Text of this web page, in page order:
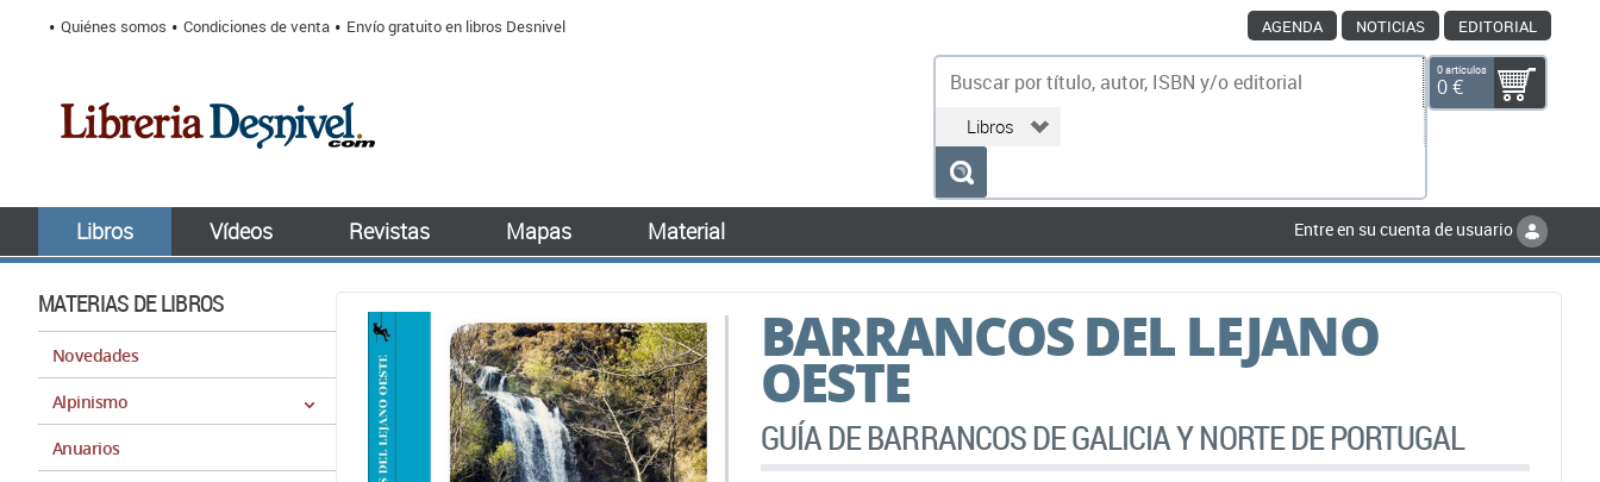
Quiénes somos Condiciones de venta Envío gratuito en libros Desnivel AGENDA NOTICIAS EDITORIAL
0 artículos
0 €
Libros Vídeos Revistas Mapas Material Entre en su cuenta de usuario
MATERIAS DE LIBROS
Novedades
Alpinismo
Anuarios
BARRANCOS DEL LEJANO
OESTE
GUÍA DE BARRANCOS DE GALICIA Y NORTE DE PORTUGAL